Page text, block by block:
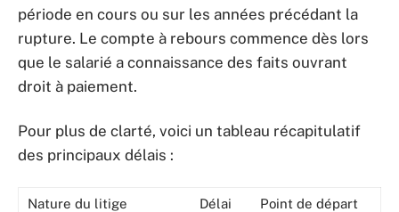
période en cours ou sur les années précédant la
rupture. Le compte à rebours commence dès lors
que le salarié a connaissance des faits ouvrant
droit à paiement.
Pour plus de clarté, voici un tableau récapitulatif
des principaux délais :
Nature du litige
Délai
Point de départ